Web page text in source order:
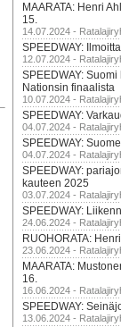
MAARATA: Henri
15.
14.07.2024 -
SPEEDWAY:
12.07.2024 -
SPEEDWAY:
Nationsin finaalista
10.07.2024 -
SPEEDWAY:
04.07.2024 -
SPEEDWAY:
04.07.2024 -
SPEEDWAY:
kauteen 2025
03.07.2024 -
SPEEDWAY:
24.06.2024 -
RUOHORATA:
23.06.2024 -
MAARATA:
16.
16.06.2024 -
SPEEDWAY:
13.06.2024 -